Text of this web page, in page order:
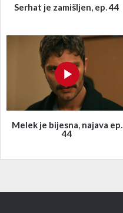
Serhat je zamišljen, ep. 44
Melek je bijesna, najava ep.
44